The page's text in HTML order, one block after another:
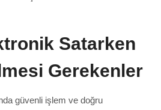
Satarken
Gerekenler
güvenli işlem ve doğru